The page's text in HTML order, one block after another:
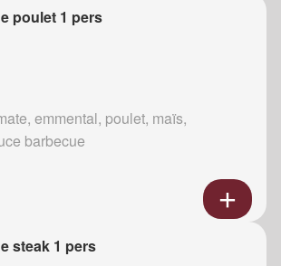
poulet 1 pers
emmental, poulet, maïs,
barbecue
steak 1 pers